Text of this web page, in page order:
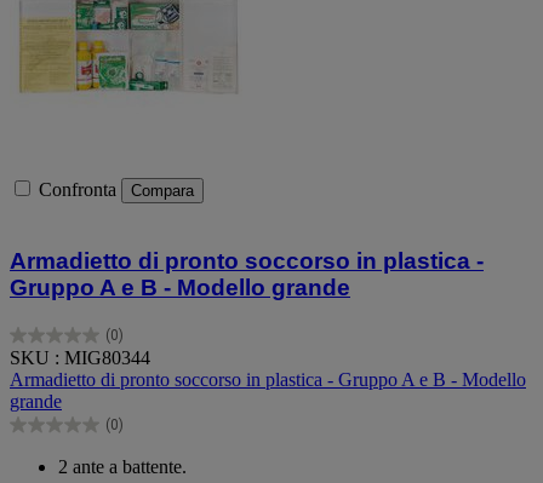
Confronta Compara
Armadietto di pronto soccorso in plastica -
Gruppo A e B - Modello grande
(0)
0.0
su
5
stelle.
SKU : MIG80344
Armadietto di pronto soccorso in plastica - Gruppo A e B - Modello
grande
(0)
0.0
2 ante a battente.